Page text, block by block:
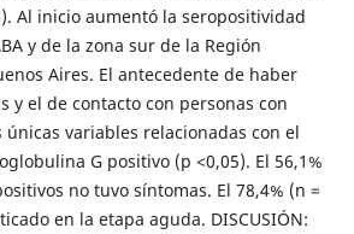
Al inicio aumentó la seropositividad
y de la zona sur de la Región
Aires. El antecedente de haber
y el de contacto con personas con
únicas variables relacionadas con el
G positivo (p <0,05). El 56,1%
no tuvo síntomas. El 78,4% (n =
en la etapa aguda. DISCUSIÓN: